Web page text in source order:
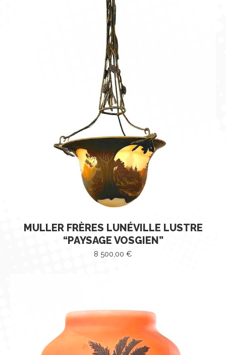
MULLER FRÈRES LUNÉVILLE LUSTRE
“PAYSAGE VOSGIEN”
8 500,00 €